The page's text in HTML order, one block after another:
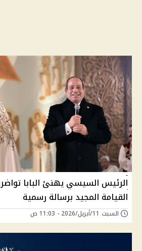
الرئيس السيسي يهنئ البابا
القيامة المجيد برسالة رسمية
السبت 11/أبريل/2026 - 11:03 ص